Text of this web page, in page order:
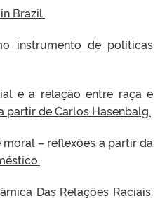
Brazil.
instrumento de políticas
e a relação entre raça e
partir de Carlos Hasenbalg.
– reflexões a partir da
Das Relações Raciais: